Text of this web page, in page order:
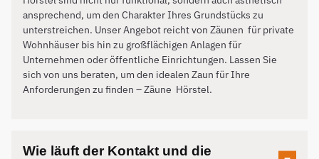
ansprechend, um den Charakter Ihres Grundstücks zu
unterstreichen. Unser Angebot reicht von Zäunen für private
Wohnhäuser bis hin zu großflächigen Anlagen für
Unternehmen oder öffentliche Einrichtungen. Lassen Sie
sich von uns beraten, um den idealen Zaun für Ihre
Anforderungen zu finden – Zäune Hörstel.
Wie läuft der Kontakt und die